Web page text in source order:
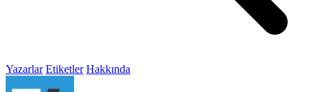
Yazarlar Etiketler Hakkında